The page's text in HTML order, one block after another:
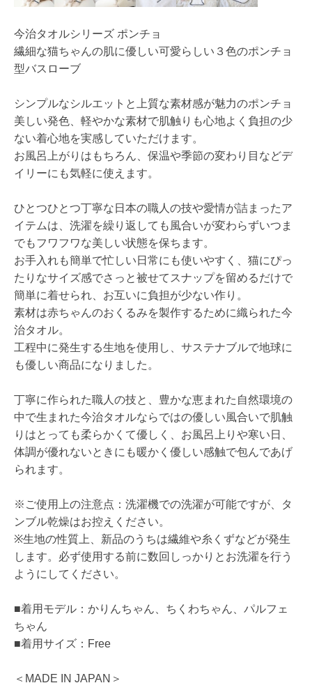
今治タオルシリーズ ポンチョ
繊細な猫ちゃんの肌に優しい可愛らしい３色のポンチョ
型バスローブ
シンプルなシルエットと上質な素材感が魅力のポンチョ
美しい発色、軽やかな素材で肌触りも心地よく負担の少
ない着心地を実感していただけます。
お風呂上がりはもちろん、保温や季節の変わり目などデ
イリーにも気軽に使えます。
ひとつひとつ丁寧な日本の職人の技や愛情が詰まったア
イテムは、洗濯を繰り返しても風合いが変わらずいつま
でもフワフワな美しい状態を保ちます。
お手入れも簡単で忙しい日常にも使いやすく、猫にぴっ
たりなサイズ感でさっと被せてスナップを留めるだけで
簡単に着せられ、お互いに負担が少ない作り。
素材は赤ちゃんのおくるみを製作するために織られた今
治タオル。
工程中に発生する生地を使用し、サステナブルで地球に
も優しい商品になりました。
丁寧に作られた職人の技と、豊かな恵まれた自然環境の
中で生まれた今治タオルならではの優しい風合いで肌触
りはとっても柔らかくて優しく、お風呂上りや寒い日、
体調が優れないときにも暖かく優しい感触で包んであげ
られます。
※ご使用上の注意点：洗濯機での洗濯が可能ですが、タ
ンブル乾燥はお控えください。
※生地の性質上、新品のうちは繊維や糸くずなどが発生
します。必ず使用する前に数回しっかりとお洗濯を行う
ようにしてください。
■着用モデル：かりんちゃん、ちくわちゃん、パルフェ
ちゃん
■着用サイズ：Free
＜MADE IN JAPAN＞